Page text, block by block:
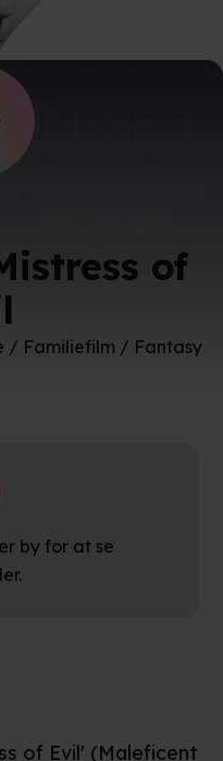
of
/ Familiefilm / Fantasy
by for at se
of Evil' (Maleficent